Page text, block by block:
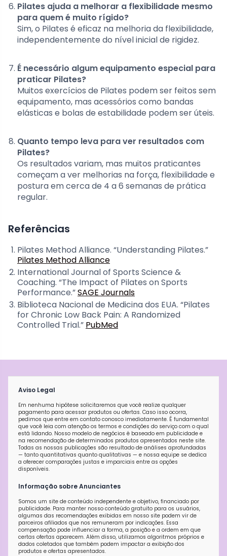
Pilates ajuda a melhorar a flexibilidade mesmo
para quem é muito rígido?
Sim, o Pilates é eficaz na melhoria da flexibilidade,
independentemente do nível inicial de rigidez.
É necessário algum equipamento especial para
praticar Pilates?
Muitos exercícios de Pilates podem ser feitos sem
equipamento, mas acessórios como bandas
elásticas e bolas de estabilidade podem ser úteis.
Quanto tempo leva para ver resultados com
Pilates?
Os resultados variam, mas muitos praticantes
começam a ver melhorias na força, flexibilidade e
postura em cerca de 4 a 6 semanas de prática
regular.
Referências
Pilates Method Alliance. “Understanding Pilates.”
Pilates Method Alliance
International Journal of Sports Science &
Coaching. “The Impact of Pilates on Sports
Performance.”SAGE Journals
Biblioteca Nacional de Medicina dos EUA. “Pilates
for Chronic Low Back Pain: A Randomized
Controlled Trial.” PubMed
Aviso Legal
Em nenhuma hipótese solicitaremos que você realize qualquer
pagamento para acessar produtos ou ofertas. Caso isso ocorra,
pedimos que entre em contato conosco imediatamente. É fundamental
que você leia com atenção os termos e condições do serviço com o qual
está lidando. Nosso modelo de negócios é baseado em publicidade e
na recomendação de determinados produtos apresentados neste site.
Todas as nossas publicações são resultado de análises aprofundadas
— tanto quantitativas quanto qualitativas — e nossa equipe se dedica
a oferecer comparações justas e imparciais entre as opções
disponíveis.
Informação sobre Anunciantes
Somos um site de conteúdo independente e objetivo, financiado por
publicidade. Para manter nosso conteúdo gratuito para os usuários,
algumas das recomendações exibidas em nosso site podem vir de
parceiros afiliados que nos remuneram por indicações. Essa
compensação pode influenciar a forma, a posição e a ordem em que
certas ofertas aparecem. Além disso, utilizamos algoritmos próprios e
dados coletados que também podem impactar a exibição dos
produtos e ofertas apresentados.